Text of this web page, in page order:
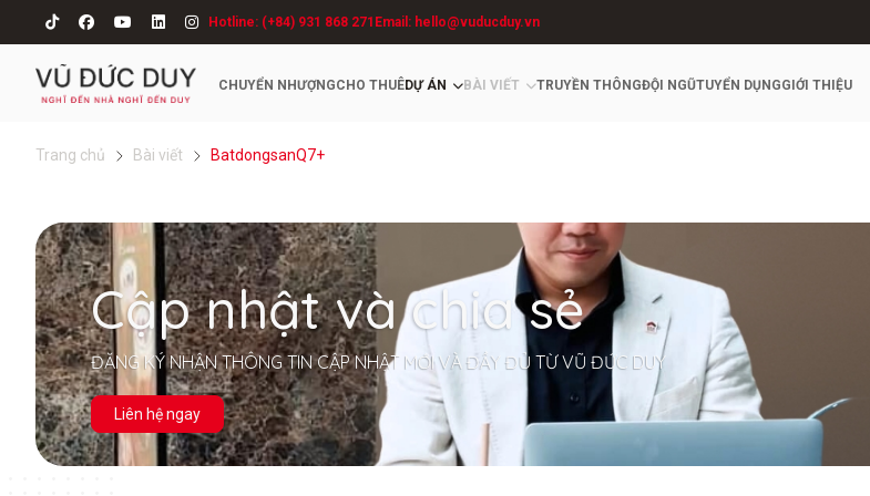
Hotline: (+84) 931 868 271 Email: hello@vuducduy.vn
CHUYỂN NHƯỢNGCHO THUÊDỰ ÁN BÀI VIẾT TRUYỀN THÔNGĐỘI NGŨTUYỂN DỤNGGIỚI THIỆU
Trang chủ Bài viết BatdongsanQ7+
Cập nhật và chia sẻ
ĐĂNG KÝ NHẬN THÔNG TIN CẬP NHẬT MỚI VÀ ĐẦY ĐỦ TỪ VŨ ĐỨC DUY
Liên hệ ngay